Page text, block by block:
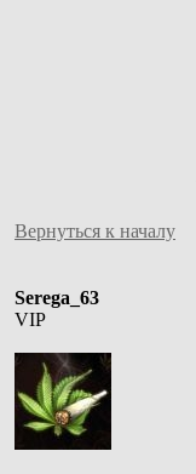
Вернуться к началу
Serega_63
VIP